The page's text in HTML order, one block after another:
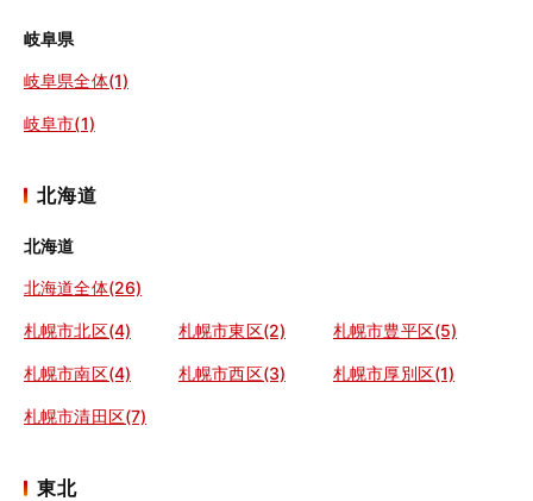
岐阜県
岐阜県全体(1)
岐阜市(1)
北海道
北海道
北海道全体(26)
札幌市北区(4) 札幌市東区(2) 札幌市豊平区(5)
札幌市南区(4) 札幌市西区(3) 札幌市厚別区(1)
札幌市清田区(7)
東北